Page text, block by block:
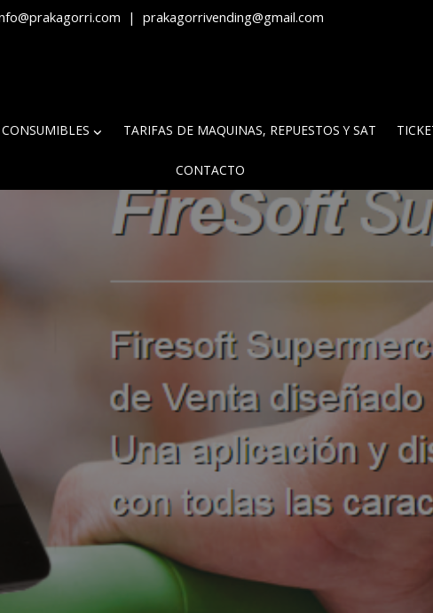
| prakagorrivending@gmail.com
CONSUMIBLES TARIFAS DE MAQUINAS, REPUESTOS Y SAT
CONTACTO